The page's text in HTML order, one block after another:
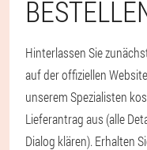
Hinterlassen Sie
auf der offiziellen
unserem Spezialisten
Lieferantrag aus (alle
Dialog klären). Erhalten